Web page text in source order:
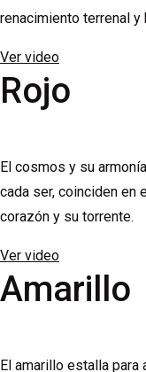
renacimiento terrenal y
Ver video
Rojo
El cosmos y su
cada ser, coinciden en
corazón y su torrente.
Ver video
Amarillo
El amarillo estalla